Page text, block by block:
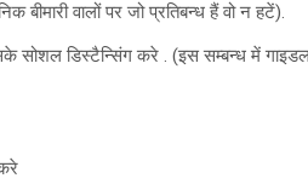
वालों पर जो प्रतिबन्ध हैं वो न हटें).
सके सोशल डिस्टैन्सिंग करे . (इस सम्बन्ध में